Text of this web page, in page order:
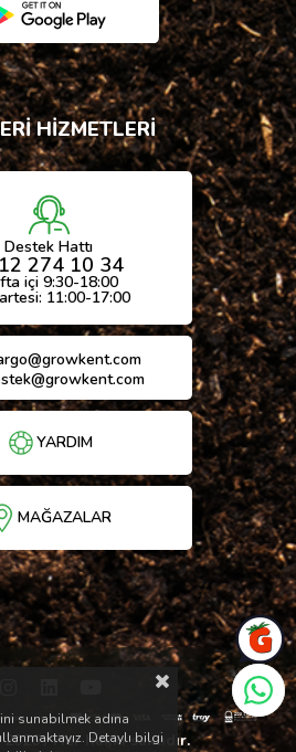
HİZMETLERİ
Destek Hattı
274 10 34
içi 9:30-18:00
11:00-17:00
YARDIM
MAĞAZALAR
/ Her hakkı saklıdır.
sunabilmek adına
Detaylı bilgi